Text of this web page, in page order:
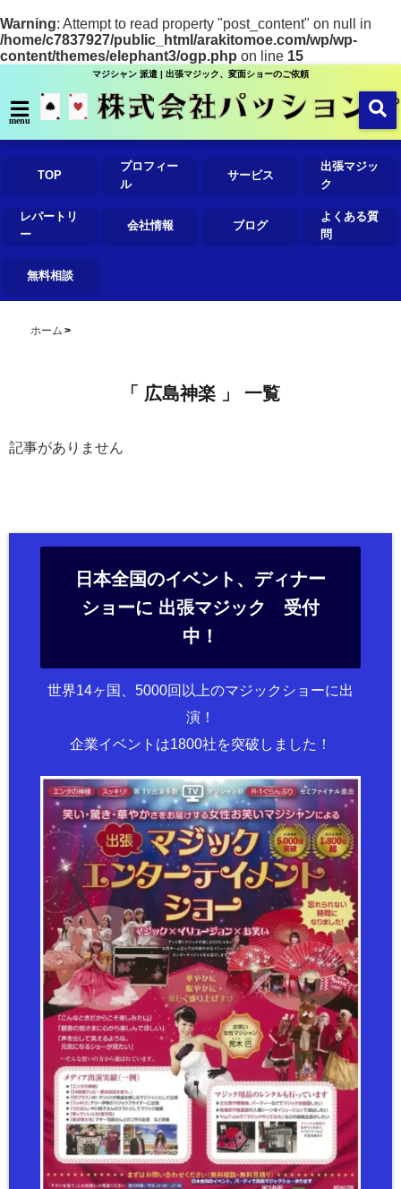
Warning: Attempt to read property "post_content" on null in
/home/c7837927/public_html/arakitomoe.com/wp/wp-
content/themes/elephant3/ogp.php on line 15
マジシャン 派遣 | 出張マジック、変面ショーのご依頼
menu
TOP
プロフィー
ル
サービス
出張マジッ
ク
レパートリ
ー
会社情報 ブログ
よくある質
問
無料相談
ホーム
「 広島神楽 」 一覧
記事がありません
日本全国のイベント、ディナー
ショーに 出張マジック 受付
中！
世界14ヶ国、5000回以上のマジックショーに出
演！
企業イベントは1800社を突破しました！